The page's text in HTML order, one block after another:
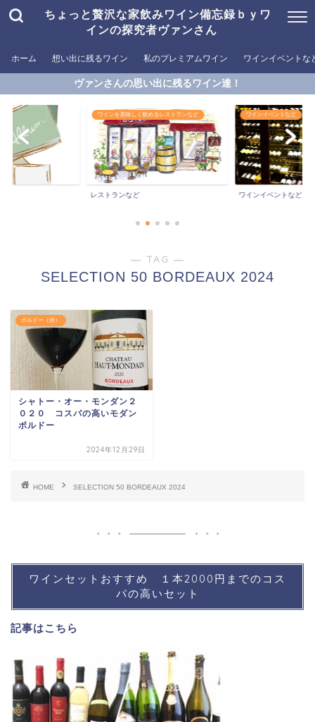
ちょっと贅沢な家飲みワイン備忘録ｂｙワ
インの探究者ヴァンさん
ホーム 想い出に残るワイン 私のプレミアムワイン ワインイベントな
ヴァンさんの思い出に残るワイン達！
ワインを美味しく飲めるレストランなど
レストランなど
ワインイベントなど
ワインイベントなど
― TAG ―
SELECTION 50 BORDEAUX 2024
ボルドー（赤）
シャトー・オー・モンダン２
０２０ コスパの高いモダン
ボルドー
2024年12月29日
HOME SELECTION 50 BORDEAUX 2024
ワインセットおすすめ １本2000円までのコス
パの高いセット
記事はこちら